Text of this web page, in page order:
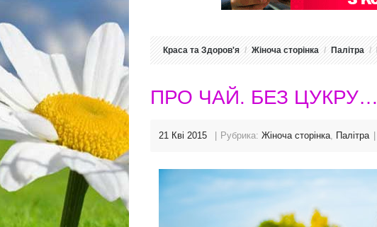
Краса та Здоров'я Жіноча сторінка Палітра
ПРО ЧАЙ. БЕЗ ЦУКРУ…
21 Кві 2015 Рубрика: Жіноча сторінка, Палітра